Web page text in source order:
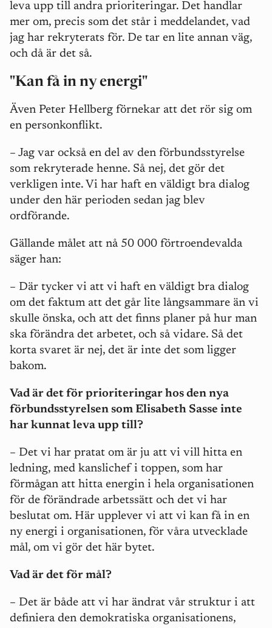
leva upp till andra prioriteringar. Det handlar
mer om, precis som det står i meddelandet, vad
jag har rekryterats för. De tar en lite annan väg,
och då är det så.
"Kan få in ny energi"
Även Peter Hellberg förnekar att det rör sig om
en personkonflikt.
– Jag var också en del av den förbundsstyrelse
som rekryterade henne. Så nej, det gör det
verkligen inte. Vi har haft en väldigt bra dialog
under den här perioden sedan jag blev
ordförande.
Gällande målet att nå 50 000 förtroendevalda
säger han:
– Där tycker vi att vi haft en väldigt bra dialog
om det faktum att det går lite långsammare än vi
skulle önska, och att det finns planer på hur man
ska förändra det arbetet, och så vidare. Så det
korta svaret är nej, det är inte det som ligger
bakom.
Vad är det för prioriteringar hos den nya
förbundsstyrelsen som Elisabeth Sasse inte
har kunnat leva upp till?
– Det vi har pratat om är ju att vi vill hitta en
ledning, med kanslichef i toppen, som har
förmågan att hitta energin i hela organisationen
för de förändrade arbetssätt och det vi har
beslutat om. Här upplever vi att vi kan få in en
ny energi i organisationen, för våra utvecklade
mål, om vi gör det här bytet.
Vad är det för mål?
– Det är både att vi har ändrat vår struktur i att
definiera den demokratiska organisationens,